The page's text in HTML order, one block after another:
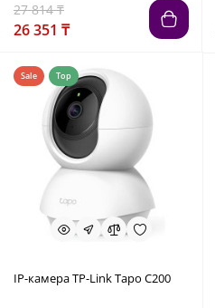
27 814 ₸
26 351 ₸
Sale Top
IP-камера TP-Link Tapo C200